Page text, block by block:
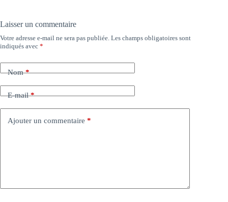
Laisser un commentaire
Votre adresse e-mail ne sera pas publiée. Les champs obligatoires sont
indiqués avec *
Nom*
E-mail*
Ajouter un commentaire *